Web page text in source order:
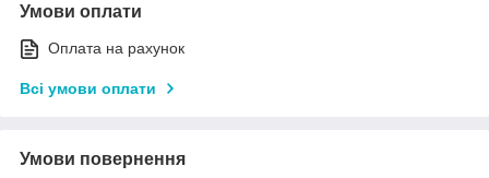
Умови оплати
Оплата на рахунок
Всі умови оплати
Умови повернення